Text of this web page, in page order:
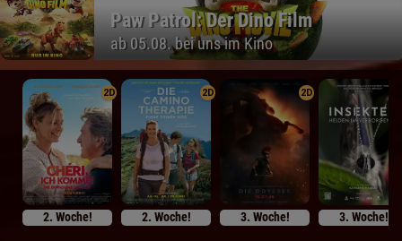
Der Spaziergang nach
PREVIEW am 09.08. im Freiluftkino
2D
2. Woche!
2D
2. Woche!
2D
3. Woche! 3. Woche!